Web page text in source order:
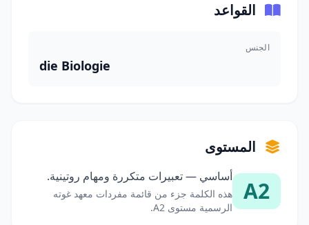
القواعد
الجنس
die Biologie
المستوى
A2
أساسي — تعبيرات متكررة ومهام روتينية.
هذه الكلمة جزء من قائمة مفردات معهد غوته
الرسمية مستوى A2.